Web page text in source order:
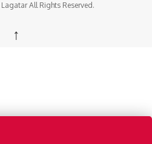
All Rights Reserved.
↑